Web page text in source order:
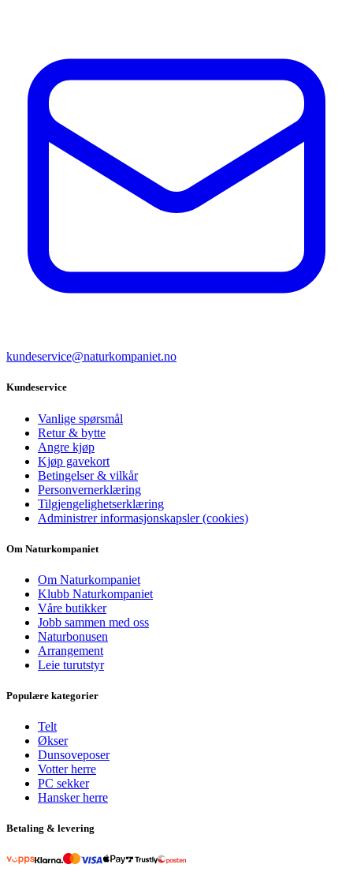
kundeservice@naturkompaniet.no
Kundeservice
Vanlige spørsmål
Retur & bytte
Angre kjøp
Kjøp gavekort
Betingelser & vilkår
Personvernerklæring
Tilgjengelighetserklæring
Administrer informasjonskapsler (cookies)
Om Naturkompaniet
Om Naturkompaniet
Klubb Naturkompaniet
Våre butikker
Jobb sammen med oss
Naturbonusen
Arrangement
Leie turutstyr
Populære kategorier
Telt
Økser
Dunsoveposer
Votter herre
PC sekker
Hansker herre
Betaling & levering